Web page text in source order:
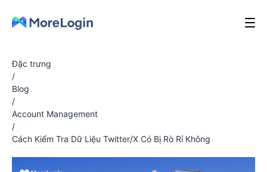
Đặc trưng
/
Blog
/
Account Management
/
Cách Kiểm Tra Dữ Liệu Twitter/X Có Bị Rò Rỉ Không